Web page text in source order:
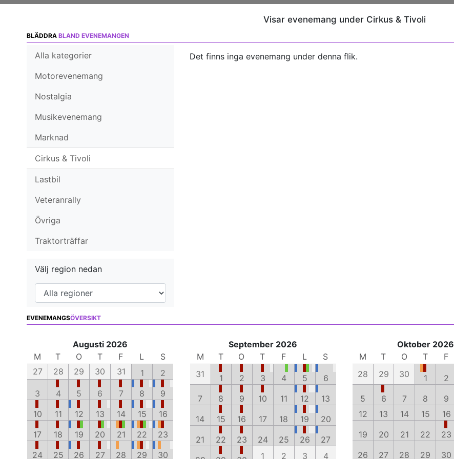
Visar evenemang under Cirkus & Tivoli
BLÄDDRA BLAND EVENEMANGEN
Alla kategorier
Motorevenemang
Nostalgia
Musikevenemang
Marknad
Cirkus & Tivoli
Lastbil
Veteranrally
Övriga
Traktorträffar
Välj region nedan
Det finns inga evenemang under denna flik.
EVENEMANGSÖVERSIKT
Augusti 2026
M
T O T F L
S
27
28 29 30 31 1
2
3
4 5 6 7 8
9
10
11 12 13 14 15
16
17
18 19 20 21 22
23
24
25 26 27 28 29 30
September 2026
M
T O T F L
S
31
1 2 3 4 5
6
7
8 9 10 11 12
13
14
15 16 17 18 19
20
21
22 23 24 25 26
27
1 2 3 4
Oktober 2026
M
T O T F
28
29 30 1 2
5
6 7 8 9
12
13 14 15 16
19
20 21 22 23
26
27 28 29 30